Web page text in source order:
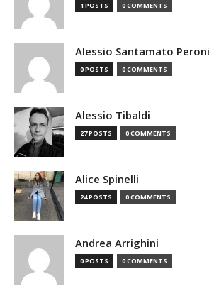
1 POSTS 0 COMMENTS
Alessio Santamato Peroni
0 POSTS 0 COMMENTS
Alessio Tibaldi
27 POSTS 0 COMMENTS
Alice Spinelli
24 POSTS 0 COMMENTS
Andrea Arrighini
0 POSTS 0 COMMENTS